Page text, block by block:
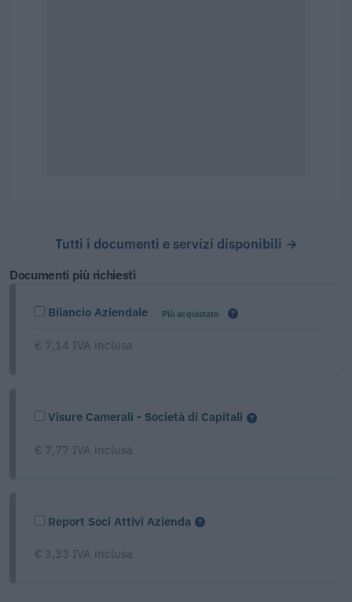
Tutti i documenti e servizi disponibili →
Documenti più richiesti
Bilancio Aziendale Più acquistato
€ 7,14 IVA inclusa
Visure Camerali - Società di Capitali
€ 7,77 IVA inclusa
Report Soci Attivi Azienda
€ 3,33 IVA inclusa